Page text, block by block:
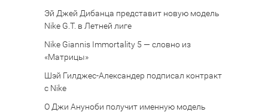
Эй Джей Дибанца представит новую модель
Nike G.T. в Летней лиге
Nike Giannis Immortality 5 — словно из
«Матрицы»
Шэй Гилджес-Александер подписал контракт
с Nike
О Джи Ануноби получит именную модель